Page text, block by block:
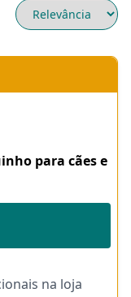
para cães e
na loja